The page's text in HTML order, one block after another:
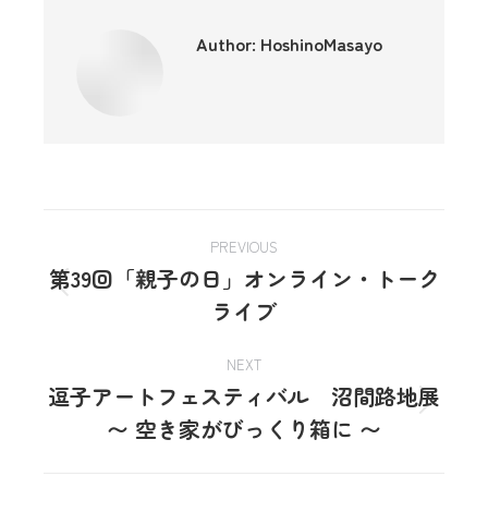
Author: HoshinoMasayo
PREVIOUS
第39回「親子の日」オンライン・トーク
ライブ
NEXT
逗子アートフェスティバル 沼間路地展
〜 空き家がびっくり箱に 〜